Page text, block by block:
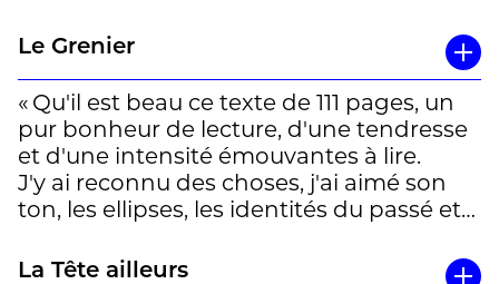
caractère racistes, de blessures,
Baldwin, d'auteurs qui ont défendu la
culture, la race, la liberté, l'intégration de
la communauté noire dans son
universalité.Le texte est rempli d'espoirs,
de lutte et de tendresse pour
ce professeur de littérature de l'université
de Fraser au Canada. » Katia
Le Grenier
« Qu'il est beau ce texte de 111 pages, un
pur bonheur de lecture, d'une tendresse
et d'une intensité émouvantes à lire.
J'y ai reconnu des choses, j'ai aimé son
ton, les ellipses, les identités du passé et
pour sa fille. » Fanny
La Tête ailleurs